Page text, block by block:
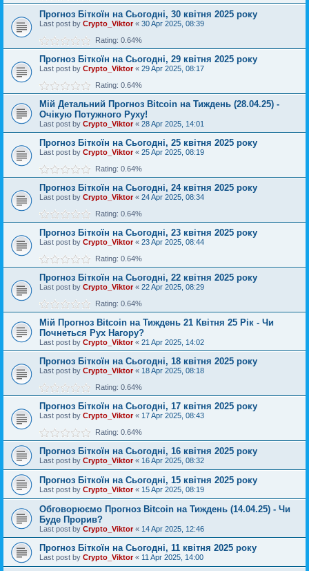
Прогноз Біткоїн на Сьогодні, 30 квітня 2025 року
Last post by Crypto_Viktor« 30 Apr 2025, 08:39
Rating: 0.64%
Прогноз Біткоїн на Сьогодні, 29 квітня 2025 року
Last post by Crypto_Viktor« 29 Apr 2025, 08:17
Rating: 0.64%
Мій Детальний Прогноз Bitcoin на Тиждень (28.04.25) -
Очікую Потужного Руху!
Last post by Crypto_Viktor« 28 Apr 2025, 14:01
Прогноз Біткоїн на Сьогодні, 25 квітня 2025 року
Last post by Crypto_Viktor« 25 Apr 2025, 08:19
Rating: 0.64%
Прогноз Біткоїн на Сьогодні, 24 квітня 2025 року
Last post by Crypto_Viktor« 24 Apr 2025, 08:34
Rating: 0.64%
Прогноз Біткоїн на Сьогодні, 23 квітня 2025 року
Last post by Crypto_Viktor« 23 Apr 2025, 08:44
Rating: 0.64%
Прогноз Біткоїн на Сьогодні, 22 квітня 2025 року
Last post by Crypto_Viktor« 22 Apr 2025, 08:29
Rating: 0.64%
Мій Прогноз Bitcoin на Тиждень 21 Квітня 25 Рік - Чи
Почнеться Рух Нагору?
Last post by Crypto_Viktor« 21 Apr 2025, 14:02
Прогноз Біткоїн на Сьогодні, 18 квітня 2025 року
Last post by Crypto_Viktor« 18 Apr 2025, 08:18
Rating: 0.64%
Прогноз Біткоїн на Сьогодні, 17 квітня 2025 року
Last post by Crypto_Viktor« 17 Apr 2025, 08:43
Rating: 0.64%
Прогноз Біткоїн на Сьогодні, 16 квітня 2025 року
Last post by Crypto_Viktor« 16 Apr 2025, 08:32
Прогноз Біткоїн на Сьогодні, 15 квітня 2025 року
Last post by Crypto_Viktor« 15 Apr 2025, 08:19
Обговорюємо Прогноз Bitcoin на Тиждень (14.04.25) - Чи
Буде Прорив?
Last post by Crypto_Viktor« 14 Apr 2025, 12:46
Прогноз Біткоїн на Сьогодні, 11 квітня 2025 року
Last post by Crypto_Viktor« 11 Apr 2025, 14:00